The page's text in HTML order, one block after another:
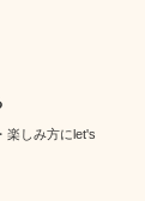
楽しみ方にlet's